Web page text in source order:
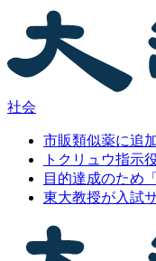
社会
市販類似薬に追
トクリュウ指示
目的達成のため
東大教授が入試